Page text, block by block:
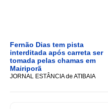
Fernão Dias tem pista
interditada após carreta ser
tomada pelas chamas em
Mairiporã
JORNAL ESTÂNCIA de ATIBAIA